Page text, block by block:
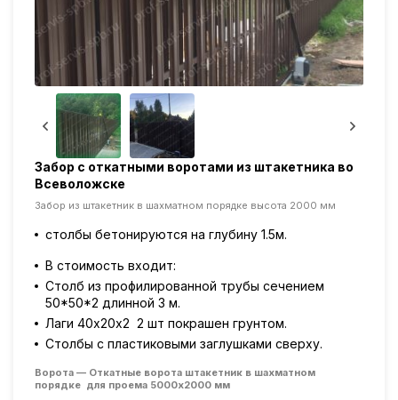
Забор с откатными воротами из штакетника во
Всеволожске
Забор из штакетник в шахматном порядке высота 2000 мм
столбы бетонируются на глубину 1.5м.
В стоимость входит:
Столб из профилированной трубы сечением
50*50*2 длинной 3 м.
Лаги 40х20х2 2 шт покрашен грунтом.
Столбы с пластиковыми заглушками сверху.
Ворота — Откатные ворота штакетник в шахматном
порядке для проема 5000х2000 мм